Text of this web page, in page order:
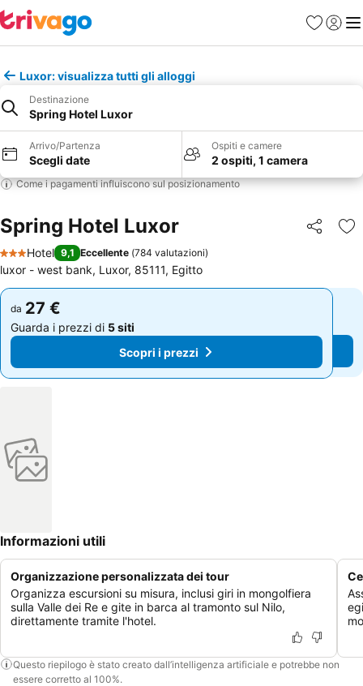
PreferitiAccedi
Luxor: visualizza tutti gli alloggi
Destinazione
Spring Hotel Luxor
Arrivo/Partenza
Scegli date
Ospiti e camere
2 ospiti, 1 camera
Come i pagamenti influiscono sul posizionamento
Spring Hotel Luxor Condividi
3 Stelle
Hotel 9,1 Eccellente (784 valutazioni)
luxor - west bank, Luxor, 85111, Egitto
da 27 €
Guarda i prezzi di 5 siti
Scopri i prezzi
da 27 €
Guarda i prezzi di 5 siti
Scopri i prezzi
Informazioni utili
Organizzazione personalizzata dei tour
Organizza escursioni su misura, inclusi giri in mongolfiera
sulla Valle dei Re e gite in barca al tramonto sul Nilo,
direttamente tramite l'hotel.
Questo riepilogo è stato creato dall’intelligenza artificiale e potrebbe non
essere corretto al 100%.